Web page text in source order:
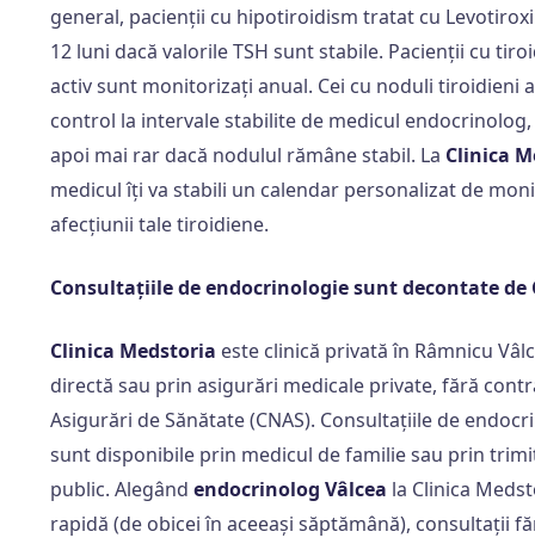
general, pacienții cu hipotiroidism tratat cu
12 luni dacă valorile TSH sunt stabile. Pacienții cu
activ sunt monitorizați anual. Cei cu noduli tiroidieni
control la intervale stabilite de medicul
apoi mai rar dacă nodulul rămâne stabil. La Clinica
medicul îți va stabili un calendar personalizat de
afecțiunii tale tiroidiene.
Consultațiile de endocrinologie sunt decontate de
Clinica Medstoria este clinică privată în Râmnicu
directă sau prin asigurări medicale private, fără
Asigurări de Sănătate (CNAS). Consultațiile de
sunt disponibile prin medicul de familie sau prin
public. Alegândendocrinolog Vâlcea la Clinica
rapidă (de obicei în aceeași săptămână), consultații